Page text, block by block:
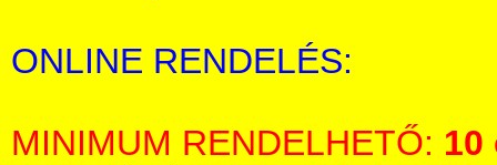
ONLINE RENDELÉS:
MINIMUM RENDELHETŐ: 10